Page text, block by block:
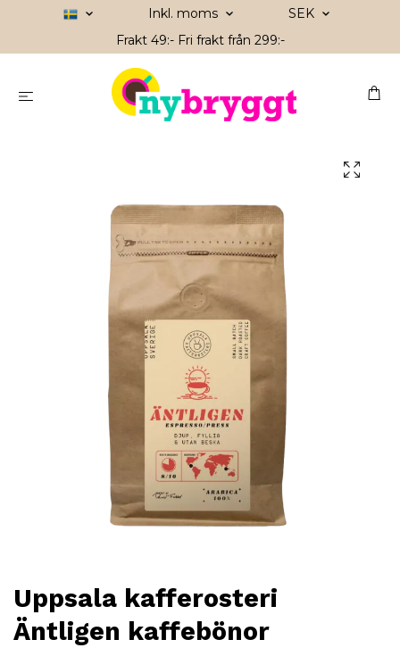
Inkl. moms
SEK
Frakt 49:- Fri frakt från 299:-
Uppsala kafferosteri
Äntligen kaffebönor